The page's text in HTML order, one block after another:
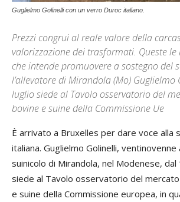
Guglielmo Golinelli con un verro Duroc italiano.
Prezzi congrui al reale valore della
valorizzazione dei trasformati. Queste le
che intende promuovere a sostegno del
l’allevatore di Mirandola (Mo) Guglielmo
luglio siede al Tavolo osservatorio del
bovine e suine della Commissione Ue
È arrivato a Bruxelles per dare voce alla
italiana. Guglielmo Golinelli,
suinicolo di Mirandola, nel Modenese,
siede al Tavolo osservatorio del
e suine della Commissione europea, in